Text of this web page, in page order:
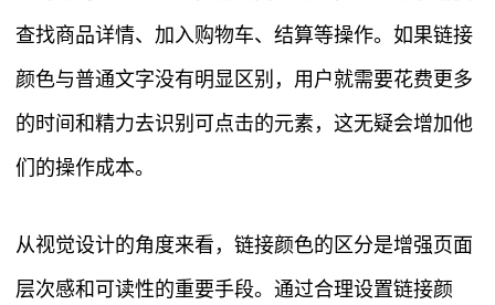
查找商品详情、加入购物车、结算等操作。如果链接
颜色与普通文字没有明显区别，用户就需要花费更多
的时间和精力去识别可点击的元素，这无疑会增加他
们的操作成本。
从视觉设计的角度来看，链接颜色的区分是增强页面
层次感和可读性的重要手段。通过合理设置链接颜